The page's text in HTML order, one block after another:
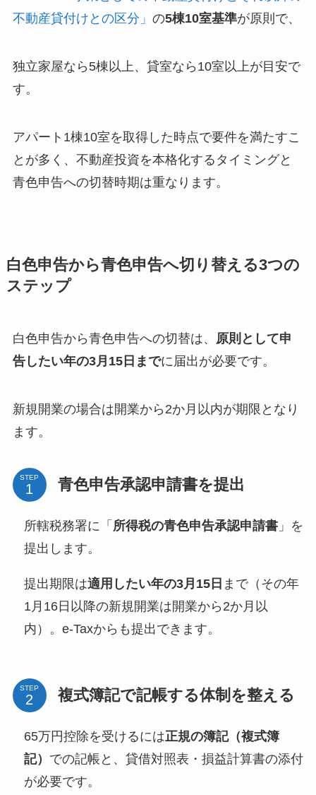
不動産貸付けとの区分」 の5棟10室基準が原則で、
独立家屋なら5棟以上、貸室なら10室以上が目安で
す。
アパート1棟10室を取得した時点で要件を満たすこ
とが多く、不動産投資を本格化するタイミングと
青色申告への切替時期は重なります。
白色申告から青色申告へ切り替える3つの
ステップ
白色申告から青色申告への切替は、
原則として申
告したい年の3月15日までに届出が必要です。
新規開業の場合は開業から2か月以内が期限となり
ます。
STEP 青色申告承認申請書を提出
所轄税務署に「 所得税の青色申告承認申請書」を
提出します。
提出期限は適用したい年の3月15日 まで（その年
1月16日以降の新規開業は開業から2か月以
内）。e-Taxからも提出できます。
STEP 複式簿記で記帳する体制を整える
65万円控除を受けるには正規の簿記（複式簿
記） での記帳と、貸借対照表・損益計算書の添付
が必要です。